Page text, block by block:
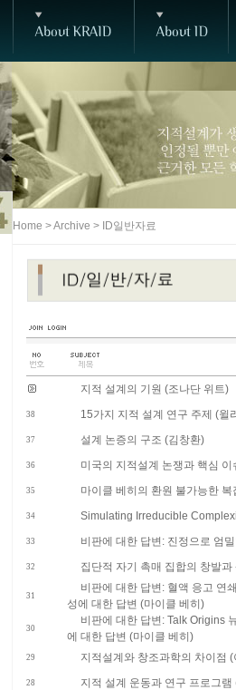
Home > Archive > ID일반자료
지적 설계의 기원 (조나단 위트)
38 15가지 지적 설계 연구 주제 (윌
37 설계 논증의 구조 (김창환)
36 미국의 지적설계 논쟁과 핵심
35 마이클 베히의 환원 불가능한
34 Simulating Irreducible
33 비판에 대한 답변: 진정으로 엄
32 집단적 자기 촉매 집합의 창발
31
비판에 대한 답변: 혈액 응고 연
성에 대한 답변 (마이클 베히)
30
비판에 대한 답변: Talk Origins
에 대한 답변 (마이클 베히)
29 지적설계와 창조과학의 차이점
28 지적 설계 운동과 연구 프로그